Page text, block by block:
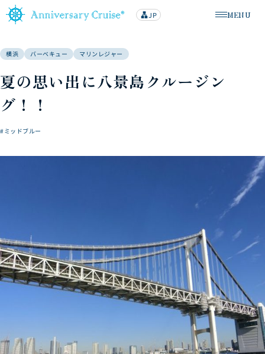
メニューを
MENU
lan
g
JP
横浜 バーベキュー マリンレジャー
夏の思い出に八景島クルージン
グ！！
#ミッドブルー